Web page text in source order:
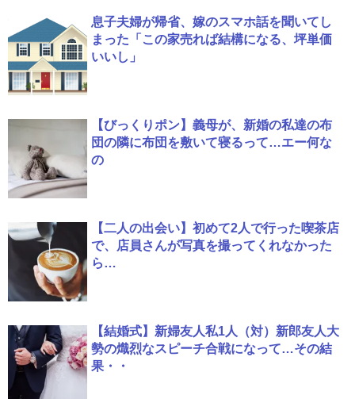
息子夫婦が帰省、嫁のスマホ話を聞いてし
まった「この家売れば結構になる、坪単価
いいし」
【びっくりポン】義母が、新婚の私達の布
団の隣に布団を敷いて寝るって…エー何な
の
【二人の出会い】初めて2人で行った喫茶店
で、店員さんが写真を撮ってくれなかった
ら…
【結婚式】新婦友人私1人（対）新郎友人大
勢の熾烈なスピーチ合戦になって…その結
果・・